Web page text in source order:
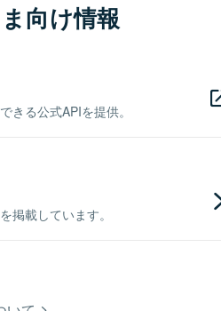
向け情報
きる公式APIを提供。
掲載しています。